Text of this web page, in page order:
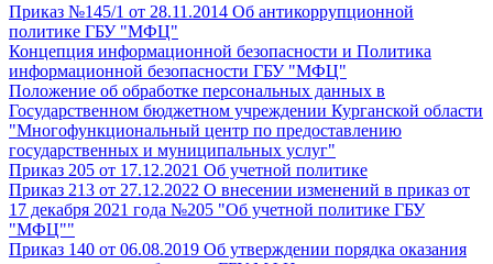
Приказ №145/1 от 28.11.2014 Об антикоррупционной
политике ГБУ "МФЦ"
Концепция информационной безопасности и Политика
информационной безопасности ГБУ "МФЦ"
Положение об обработке персональных данных в
Государственном бюджетном учреждении Курганской области
"Многофункциональный центр по предоставлению
государственных и муниципальных услуг"
Приказ 205 от 17.12.2021 Об учетной политике
Приказ 213 от 27.12.2022 О внесении изменений в приказ от
17 декабря 2021 года №205 "Об учетной политике ГБУ
"МФЦ""
Приказ 140 от 06.08.2019 Об утверждении порядка оказания